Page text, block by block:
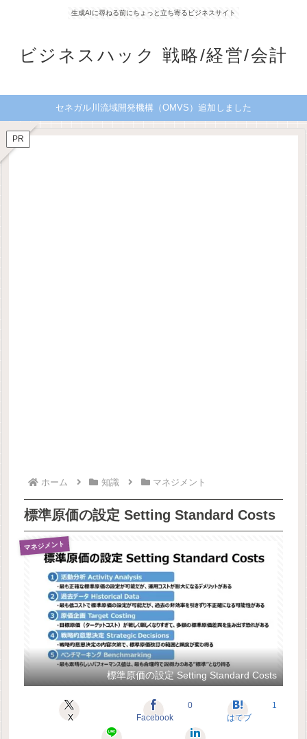
生成AIに尋ねる前にちょっと立ち寄るビジネスサイト
ビジネスハック 戦略/経営/会計
セネガル川流域開発機構（OMVS）追加しました
PR
ホーム 知識 マネジメント
標準原価の設定 Setting Standard Costs
マネジメント
標準原価の設定 Setting Standard Costs
X Facebook
0
はてブ
1